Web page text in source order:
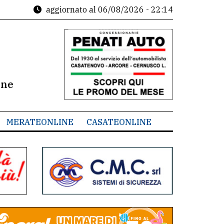
aggiornato al 06/08/2026 - 22:14
MERATEONLINE CASATEONLINE